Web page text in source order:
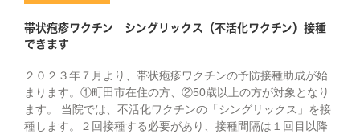
帯状疱疹ワクチン シングリックス（不活化ワクチン）接種
できます
２０２３年７月より、帯状疱疹ワクチンの予防接種助成が始
まります。①町田市在住の方、②50歳以上の方が対象となり
ます。 当院では、不活化ワクチンの「シングリックス」を接
種します。２回接種する必要があり、接種間隔は１回目以降